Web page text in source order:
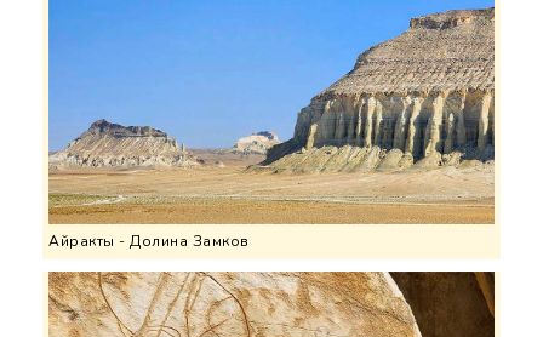
Айракты - Долина Замков